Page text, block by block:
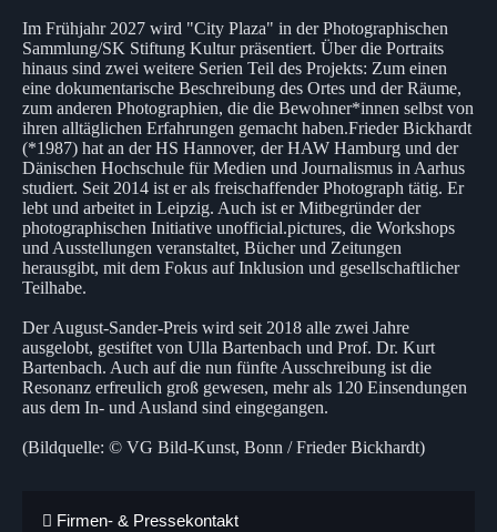
Im Frühjahr 2027 wird "City Plaza" in der Photographischen
Sammlung/SK Stiftung Kultur präsentiert. Über die Portraits
hinaus sind zwei weitere Serien Teil des Projekts: Zum einen
eine dokumentarische Beschreibung des Ortes und der Räume,
zum anderen Photographien, die die Bewohner*innen selbst von
ihren alltäglichen Erfahrungen gemacht haben.Frieder Bickhardt
(*1987) hat an der HS Hannover, der HAW Hamburg und der
Dänischen Hochschule für Medien und Journalismus in Aarhus
studiert. Seit 2014 ist er als freischaffender Photograph tätig. Er
lebt und arbeitet in Leipzig. Auch ist er Mitbegründer der
photographischen Initiative unofficial.pictures, die Workshops
und Ausstellungen veranstaltet, Bücher und Zeitungen
herausgibt, mit dem Fokus auf Inklusion und gesellschaftlicher
Teilhabe.
Der August-Sander-Preis wird seit 2018 alle zwei Jahre
ausgelobt, gestiftet von Ulla Bartenbach und Prof. Dr. Kurt
Bartenbach. Auch auf die nun fünfte Ausschreibung ist die
Resonanz erfreulich groß gewesen, mehr als 120 Einsendungen
aus dem In- und Ausland sind eingegangen.
(Bildquelle: © VG Bild-Kunst, Bonn / Frieder Bickhardt)
Firmen- & Pressekontakt